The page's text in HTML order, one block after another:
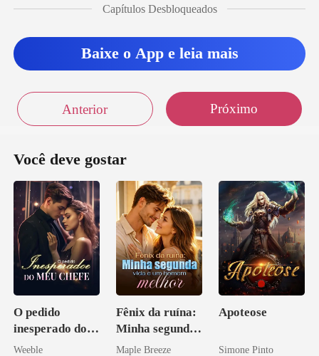
Capítulos Desbloqueados
Baixe o App e leia mais
Anterior Próximo
Você deve gostar
O pedido
inesperado do
meu chefe
Weeble
Fênix da ruína:
Minha segunda
vida e um
Maple Breeze
Apoteose
Simone Pinto